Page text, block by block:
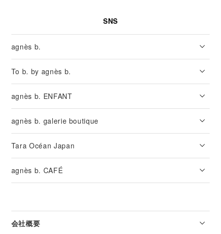
SNS
agnès b.
To b. by agnès b.
agnès b. ENFANT
agnès b. galerie boutique
Tara Océan Japan
agnès b. CAFÉ
会社概要